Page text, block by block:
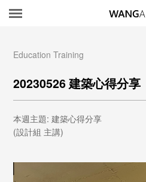
Education Training
20230526 建築心得分享
本週主題: 建築心得分享
(設計組 主講)